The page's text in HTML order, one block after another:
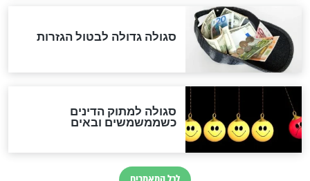
אחרית הימים
האם אפשר לחשב את הקץ?